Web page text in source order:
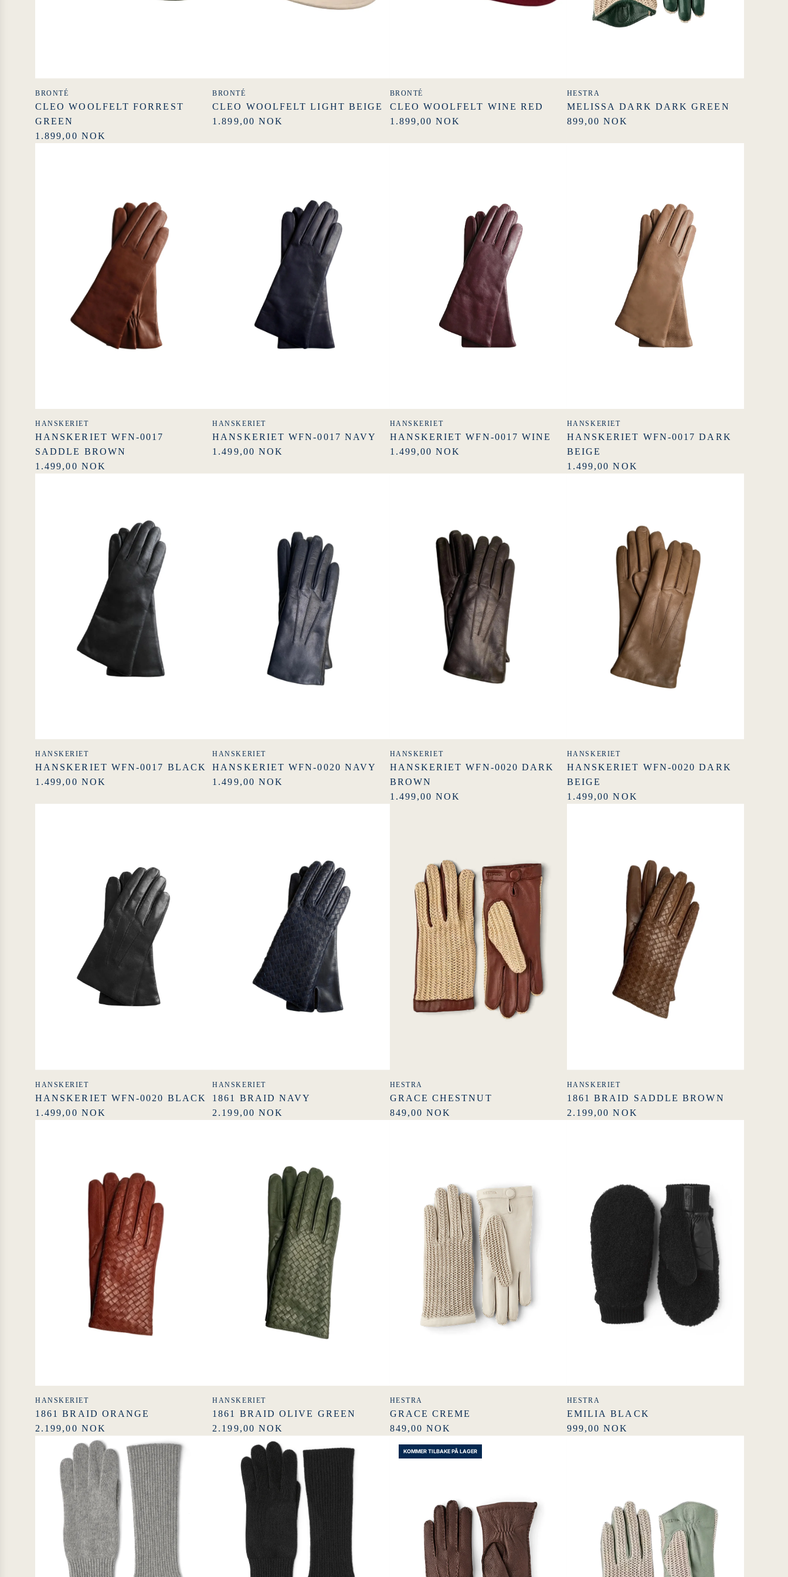
BRONTÉ
CLEO WOOLFELT FORREST
GREEN
1.899,00 NOK
BRONTÉ
CLEO WOOLFELT LIGHT BEIGE
1.899,00 NOK
BRONTÉ
CLEO WOOLFELT WINE RED
1.899,00 NOK
HESTRA
MELISSA DARK DARK GREEN
899,00 NOK
HANSKERIET
HANSKERIET WFN-0017
SADDLE BROWN
1.499,00 NOK
HANSKERIET
HANSKERIET WFN-0017 NAVY
1.499,00 NOK
HANSKERIET
HANSKERIET WFN-0017 WINE
1.499,00 NOK
HANSKERIET
HANSKERIET WFN-0017 DARK
BEIGE
1.499,00 NOK
HANSKERIET
HANSKERIET WFN-0017 BLACK
1.499,00 NOK
HANSKERIET
HANSKERIET WFN-0020 NAVY
1.499,00 NOK
HANSKERIET
HANSKERIET WFN-0020 DARK
BROWN
1.499,00 NOK
HANSKERIET
HANSKERIET WFN-0020 DARK
BEIGE
1.499,00 NOK
HANSKERIET
HANSKERIET WFN-0020 BLACK
1.499,00 NOK
HANSKERIET
1861 BRAID NAVY
2.199,00 NOK
HESTRA
GRACE CHESTNUT
849,00 NOK
HANSKERIET
1861 BRAID SADDLE BROWN
2.199,00 NOK
HANSKERIET
1861 BRAID ORANGE
2.199,00 NOK
HANSKERIET
1861 BRAID OLIVE GREEN
2.199,00 NOK
HESTRA
GRACE CREME
849,00 NOK
HESTRA
EMILIA BLACK
999,00 NOK
KOMMER TILBAKE PÅ LAGER